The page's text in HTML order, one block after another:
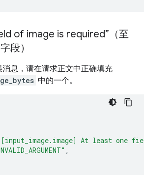
of image is required”（至
段）
息，请在请求正文中正确填充
中的一个。
At least one
,